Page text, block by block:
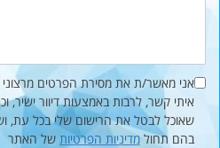
אני מאשר/ת את מסירת הפרטים מרצוני
איתי קשר, לרבות באמצעות דיוור ישיר,
שאוכל לבטל את הרישום שלי בכל עת,
בהם תחול מדיניות הפרטיות של האתר